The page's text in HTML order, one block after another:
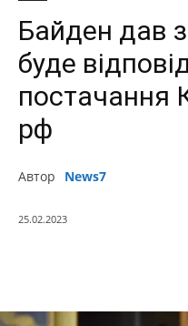
Байден дав
буде
постачання
рф
Автор News7
25.02.2023